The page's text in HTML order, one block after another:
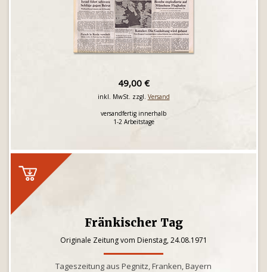
49,00 €
inkl. MwSt. zzgl. Versand
versandfertig innerhalb
1-2 Arbeitstage
Fränkischer Tag
Originale Zeitung vom Dienstag, 24.08.1971
Tageszeitung aus Pegnitz, Franken, Bayern